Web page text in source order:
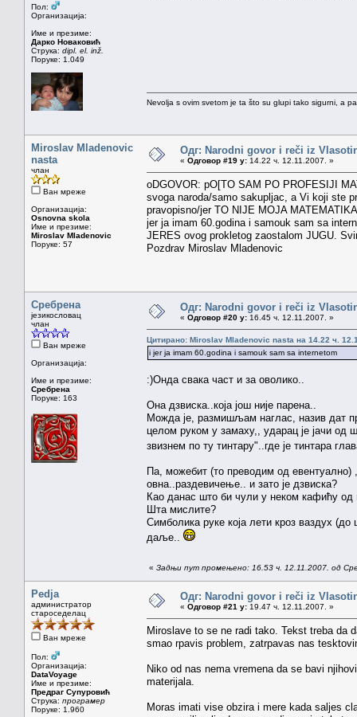
Пол:
Организација:
Име и презиме:
Дарко Новаковић
Струка: dipl. el. inž.
Поруке: 1.049
Nevolja s ovim svetom je ta što su glupi tako sigurni, a
Miroslav Mladenovic
nasta
члан
Ван мреже
Организација:
Osnovna skola
Име и презиме:
Miroslav Mladenovic
Поруке: 57
Одг: Narodni govor i reči iz
« Одговор #19 у: 14.22 ч. 12.11.2007. »
oDGOVOR: pO[TO SAM PO PROFESIJI
svoga naroda/samo sakupljac, a Vi koji ste
pravopisno/jer TO NIJE MOJA
jer ja imam 60.godina i samouk sam sa
JERES ovog prokletog zaostalom JUGU.
Pozdrav Miroslav Mladenovic
Сребрена
језикословац
члан
Ван мреже
Организација:
Име и презиме:
Сребрена
Поруке: 163
Одг: Narodni govor i reči iz
« Одговор #20 у: 16.45 ч. 12.11.2007. »
Цитирано: Miroslav Mladenovic nasta на 14.22 ч.
i jer ja imam 60.godina i samouk sam sa internetom
:)Онда свака част и за оволико..
Она дзвиска..која још није парена..
Можда је, размишљам наглас, назив дат
целом руком у замаху,, ударац је јачи од
звизнем по ту тинтару"..где је тинтара
Па, можебит (то преводим од евентуално)
овна..раздевичење.. и зато је дзвиска?
Као данас што би чули у неком кафићу
Шта мислите?
Симболика руке која лети кроз ваздух
даље..
« Задњи пут промењено: 16.53 ч. 12.11.2007. од
Pedja
администратор
староседелац
Ван мреже
Пол:
Организација:
DataVoyage
Име и презиме:
Предраг Супуровић
Струка: програмер
Поруке: 1.960
Одг: Narodni govor i reči iz
« Одговор #21 у: 19.47 ч. 12.11.2007. »
Miroslave to se ne radi tako. Tekst treba da
smao rpavis problem, zatrpavas nas
Niko od nas nema vremena da se bavi
materijala.
Moras imati vise obzira i mere kada saljes